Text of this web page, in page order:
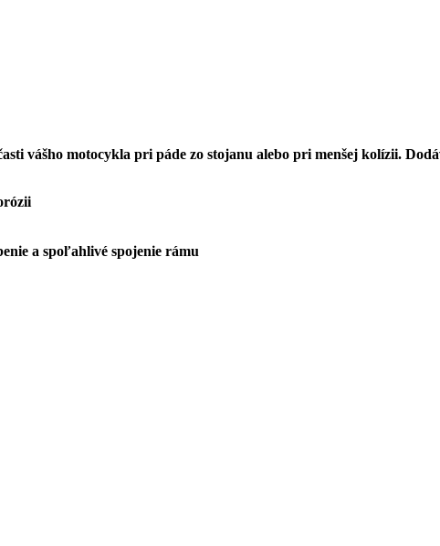
vášho motocykla pri páde zo stojanu alebo pri menšej kolízii.
a spoľahlivé spojenie rámu